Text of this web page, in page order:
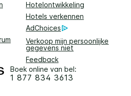
Hotelontwikkeling
Hotels verkennen
AdChoices
Verkoop mijn persoonlijke
gegevens niet
Feedback
Boek online van bel:
1 877 834 3613